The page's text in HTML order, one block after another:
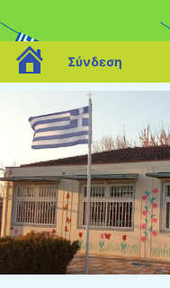
blogs.sch.gr
Σύνδεση